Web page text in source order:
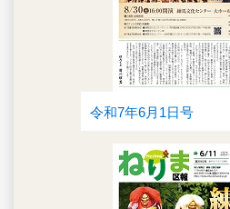
令和7年6月1日号